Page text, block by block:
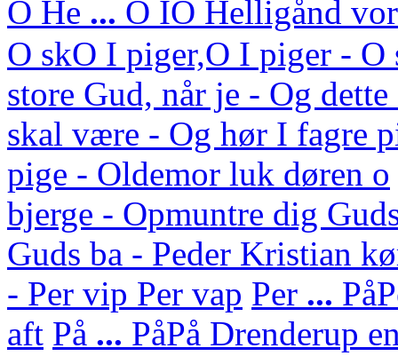
O He ... O IO Helligånd
O skO I piger,O I piger -
store Gud, når je - Og
skal være - Og hør I fagre
pige - Oldemor luk døren o
bjerge - Opmuntre dig
Guds ba - Peder Kristian
- Per vip Per vap Per ... På
aft På ... PåPå Drenderup